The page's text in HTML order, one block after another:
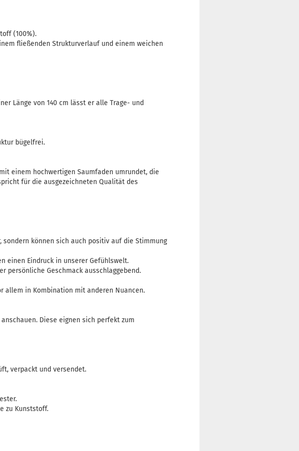
(100%).
fließenden Strukturverlauf und einem weichen
Länge von 140 cm lässt er alle Trage- und
bügelfrei.
einem hochwertigen Saumfaden umrundet, die
für die ausgezeichneten Qualität des
können sich auch positiv auf die Stimmung
einen Eindruck in unserer Gefühlswelt.
persönliche Geschmack ausschlaggebend.
allem in Kombination mit anderen Nuancen.
Diese eignen sich perfekt zum
verpackt und versendet.
zu Kunststoff.